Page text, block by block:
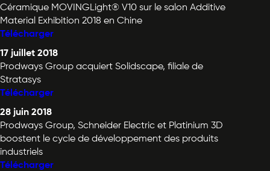
Céramique MOVINGLight® V10 sur le salon Additive
Material Exhibition 2018 en Chine
Télécharger
17 juillet 2018
Prodways Group acquiert Solidscape, filiale de
Stratasys
Télécharger
28 juin 2018
Prodways Group, Schneider Electric et Platinium 3D
boostent le cycle de développement des produits
industriels
Télécharger